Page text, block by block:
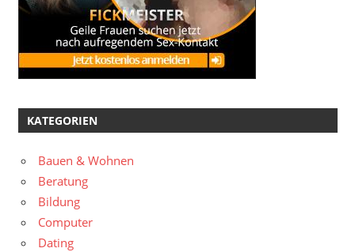
KATEGORIEN
Bauen & Wohnen
Beratung
Bildung
Computer
Dating